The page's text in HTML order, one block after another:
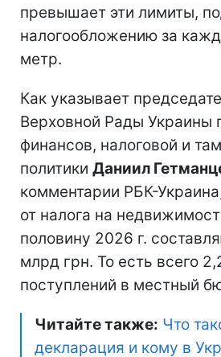
превышает эти лимиты,
налогообложению за
метр.
Как указывает
Верховной Рады Украины
финансов, налоговой и
политики Даниил
комментарии РБК-
от налога на
половину 2026 г.
млрд грн. То есть всего
поступлений в местный
Читайте также: Что
декларация и кому в